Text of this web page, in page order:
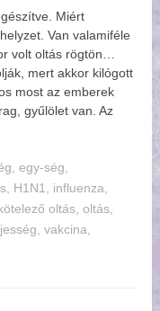
Miért
Van valamiféle
volt oltás rögtön
mert akkor kilógott
most az emberek
gyűlölet van. Az
,egy-ség,
, H1N1, influenza,
oltás,oltás,
,vakcina,